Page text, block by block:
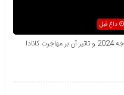
داغ قبل
بر مهاجرت کانادا